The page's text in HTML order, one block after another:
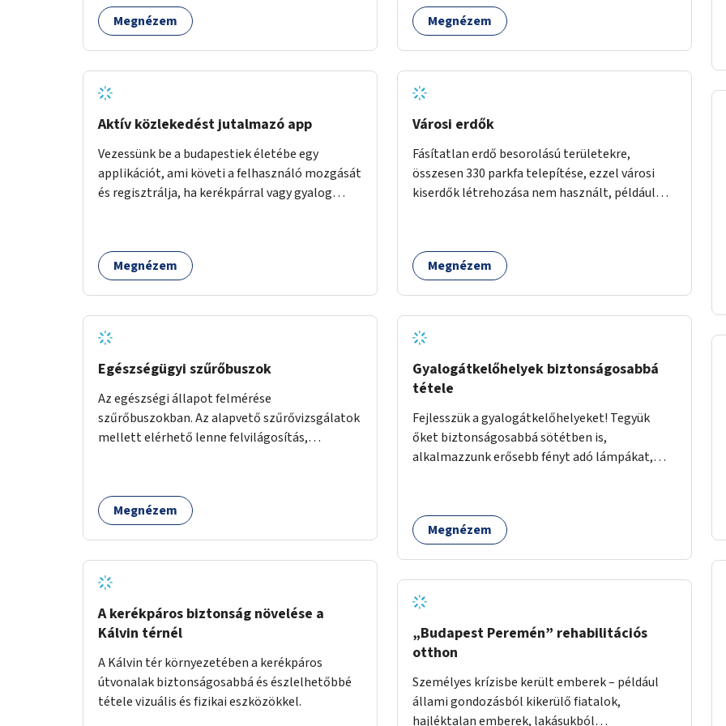
Megnézem
Aktív közlekedést jutalmazó app
Vezessünk be a budapestiek életébe egy
applikációt, ami követi a felhasználó mozgását
és regisztrálja, ha kerékpárral vagy gyalog
üzleti partnereknél kedvezményekre,
ajándékokra válthat a felhasználó.
Megnézem
Egészségügyi szűrőbuszok
Az egészségi állapot felmérése
szűrőbuszokban. Az alapvető szűrővizsgálatok
mellett elérhető lenne felvilágosítás,
szenvedélybetegek támogatása.
Megnézem
A kerékpáros biztonság növelése a
Kálvin térnél
A Kálvin tér környezetében a kerékpáros
útvonalak biztonságosabbá és észlelhetőbbé
tétele vizuális és fizikai eszközökkel.
Megnézem
Városi erdők
Fásítatlan erdő besorolású területekre,
összesen 330 parkfa telepítése, ezzel városi
kiserdők létrehozása nem használt, például
Megnézem
Gyalogátkelőhelyek biztonságosabbá
tétele
Fejlesszük a gyalogátkelőhelyeket! Tegyük
őket biztonságosabbá sötétben is,
alkalmazzunk erősebb fényt adó lámpákat,
számára.
Megnézem
„Budapest Peremén” rehabilitációs
otthon
Személyes krízisbe került emberek – például
állami gondozásból kikerülő fiatalok,
hajléktalan emberek, lakásukból